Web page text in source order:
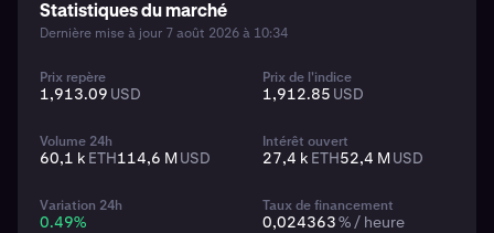
Statistiques du marché
Dernière mise à jour 7 août 2026 à 10:34
Prix repère
1,913.09 USD
Prix de l'indice
1,912.85 USD
Volume 24h
60,1 k ETH114,6 MUSD
Intérêt ouvert
27,4 k ETH52,4 MUSD
Variation 24h
0.49%
Taux de financement
0,024363% / heure